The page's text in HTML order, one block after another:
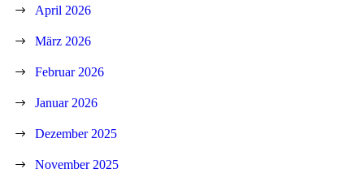
April 2026
März 2026
Februar 2026
Januar 2026
Dezember 2025
November 2025